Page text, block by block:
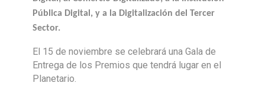
Pública Digital, y a la Digitalización del Tercer
Sector.
El 15 de noviembre se celebrará una Gala de
Entrega de los Premios que tendrá lugar en el
Planetario.